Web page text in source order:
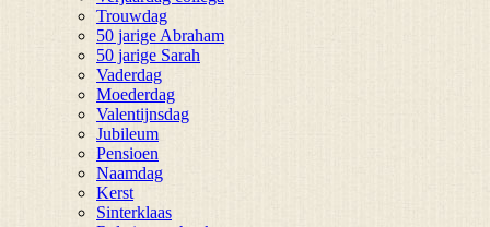
Trouwdag
50 jarige Abraham
50 jarige Sarah
Vaderdag
Moederdag
Valentijnsdag
Jubileum
Pensioen
Naamdag
Kerst
Sinterklaas